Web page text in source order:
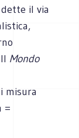
il via
Mondo
misura
=